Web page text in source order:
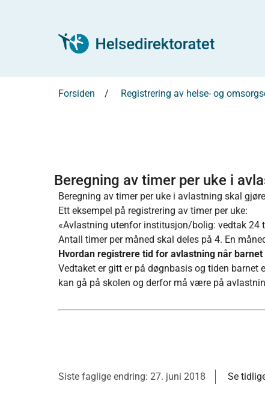
Forsiden Registrering av helse- og
Beregning av timer per uke i
Beregning av timer per uke i avlastning skal
Ett eksempel på registrering av timer per uke:
«Avlastning utenfor institusjon/bolig: vedtak 24
Antall timer per måned skal deles på 4. En
Hvordan registrere tid for avlastning når barnet
Vedtaket er gitt er på døgnbasis og tiden
kan gå på skolen og derfor må være på
Siste faglige endring: 27. juni 2018 Se